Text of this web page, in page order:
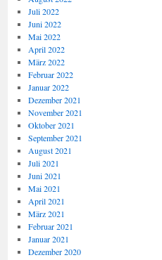
Juli 2022
Juni 2022
Mai 2022
April 2022
März 2022
Februar 2022
Januar 2022
Dezember 2021
November 2021
Oktober 2021
September 2021
August 2021
Juli 2021
Juni 2021
Mai 2021
April 2021
März 2021
Februar 2021
Januar 2021
Dezember 2020